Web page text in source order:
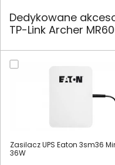
Dedykowane
TP-Link Archer
Zasilacz UPS Eaton 3sm36
36W